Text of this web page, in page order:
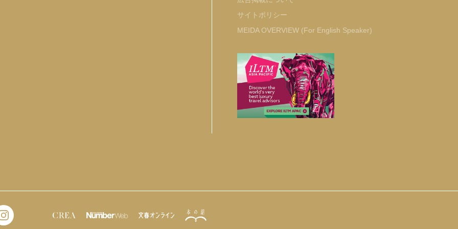
サイトポリシー
MEIDA OVERVIEW (For English Speaker)